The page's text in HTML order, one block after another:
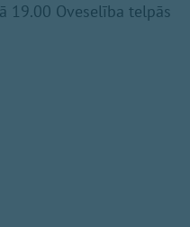
19.00 Oveselība telpās